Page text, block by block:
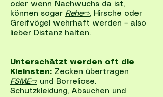
oder wenn Nachwuchs da ist,
können sogar Rehe⇨, Hirsche oder
Greifvögel wehrhaft werden – also
lieber Distanz halten.
Unterschätzt werden oft die
Kleinsten: Zecken übertragen
FSME⇨ und Borreliose.
Schutzkleidung, Absuchen und